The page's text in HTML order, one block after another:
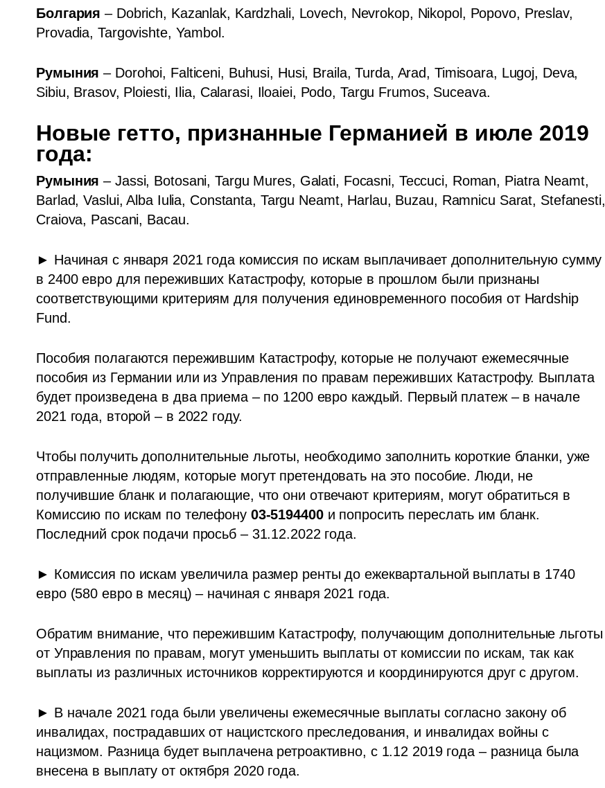
Болгария – Dobrich, Kazanlak, Kardzhali, Lovech, Nevrokop, Nikopol, Popovo, Preslav,
Provadia, Targovishte, Yambol.
Румыния – Dorohoi, Falticeni, Buhusi, Husi, Braila, Turda, Arad, Timisoara, Lugoj, Deva,
Sibiu, Brasov, Ploiesti, Ilia, Calarasi, Iloaiei, Podo, Targu Frumos, Suceava.
Новые гетто, признанные Германией в июле 2019
года:
Румыния – Jassi, Botosani, Targu Mures, Galati, Focasni, Teccuci, Roman, Piatra Neamt,
Barlad, Vaslui, Alba Iulia, Constanta, Targu Neamt, Harlau, Buzau, Ramnicu Sarat, Stefanesti,
Craiova, Pascani, Bacau.
► Начиная с января 2021 года комиссия по искам выплачивает дополнительную сумму
в 2400 евро для переживших Катастрофу, которые в прошлом были признаны
соответствующими критериям для получения единовременного пособия от Hardship
Fund.
Пособия полагаются пережившим Катастрофу, которые не получают ежемесячные
пособия из Германии или из Управления по правам переживших Катастрофу. Выплата
будет произведена в два приема – по 1200 евро каждый. Первый платеж – в начале
2021 года, второй – в 2022 году.
Чтобы получить дополнительные льготы, необходимо заполнить короткие бланки, уже
отправленные людям, которые могут претендовать на это пособие. Люди, не
получившие бланк и полагающие, что они отвечают критериям, могут обратиться в
Комиссию по искам по телефону 03-5194400 и попросить переслать им бланк.
Последний срок подачи просьб – 31.12.2022 года.
► Комиссия по искам увеличила размер ренты до ежеквартальной выплаты в 1740
евро (580 евро в месяц) – начиная с января 2021 года.
Обратим внимание, что пережившим Катастрофу, получающим дополнительные льготы
от Управления по правам, могут уменьшить выплаты от комиссии по искам, так как
выплаты из различных источников корректируются и координируются друг с другом.
► В начале 2021 года были увеличены ежемесячные выплаты согласно закону об
инвалидах, пострадавших от нацистского преследования, и инвалидах войны с
нацизмом. Разница будет выплачена ретроактивно, с 1.12 2019 года – разница была
внесена в выплату от октября 2020 года.